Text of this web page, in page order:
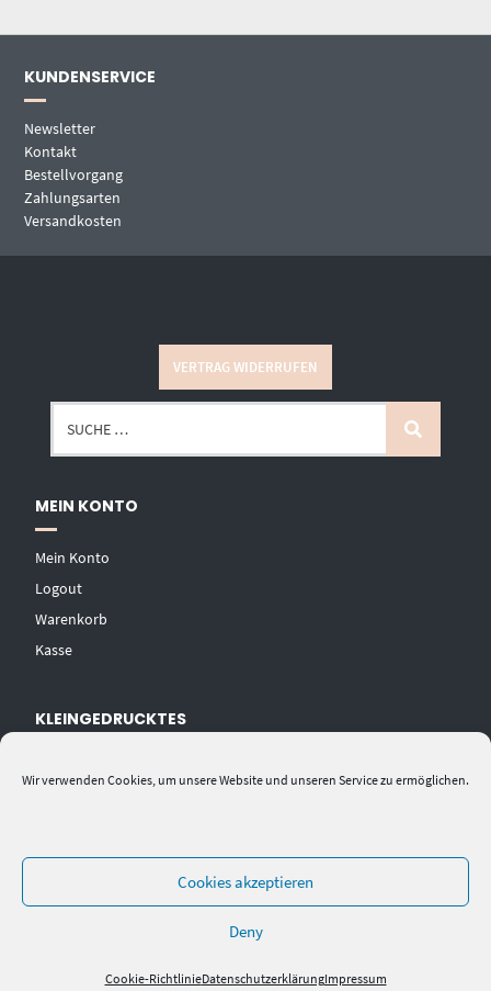
Wir verwenden Cookies, um unsere Website und unseren Service zu ermöglichen.
Cookies akzeptieren
Deny
Cookie-RichtlinieDatenschutzerklärungImpressum
KUNDENSERVICE
Newsletter
Kontakt
Bestellvorgang
Zahlungsarten
Versandkosten
VERTRAG WIDERRUFEN
MEIN KONTO
Mein Konto
Logout
Warenkorb
Kasse
KLEINGEDRUCKTES
Impressum